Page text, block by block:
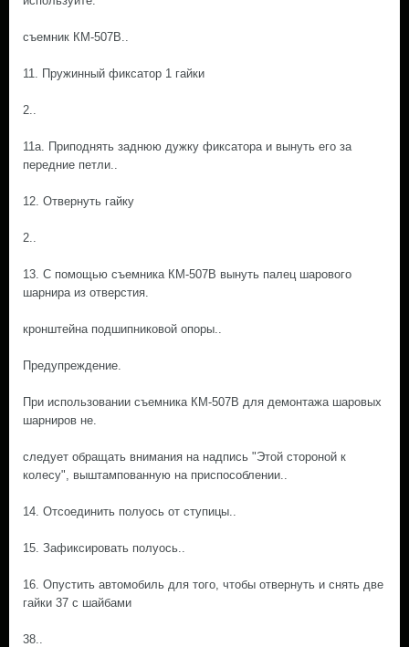
съемник КМ-507В..
11. Пружинный фиксатор 1 гайки
2..
11а. Приподнять заднюю дужку фиксатора и вынуть его за
передние петли..
12. Отвернуть гайку
2..
13. С помощью съемника КМ-507В вынуть палец шарового
шарнира из отверстия.
кронштейна подшипниковой опоры..
Предупреждение.
При использовании съемника КМ-507В для демонтажа шаровых
шарниров не.
следует обращать внимания на надпись "Этой стороной к
колесу", выштампованную на приспособлении..
14. Отсоединить полуось от ступицы..
15. Зафиксировать полуось..
16. Опустить автомобиль для того, чтобы отвернуть и снять две
гайки 37 с шайбами
38..